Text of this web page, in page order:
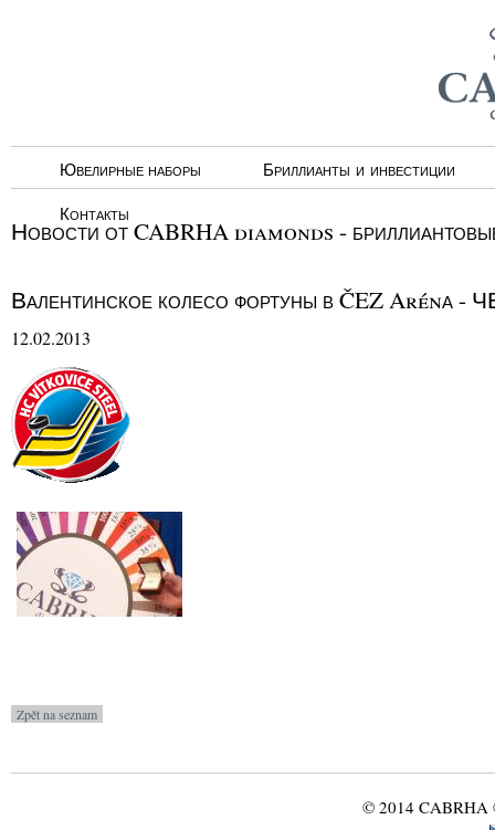
Ювелирные наборы
Бриллианты и инвестиции
Контакты
Новости от CABRHA diamonds -
Валентинское колесо фортуны в ČEZ Arénа
12.02.2013
© 2014 CABRHA